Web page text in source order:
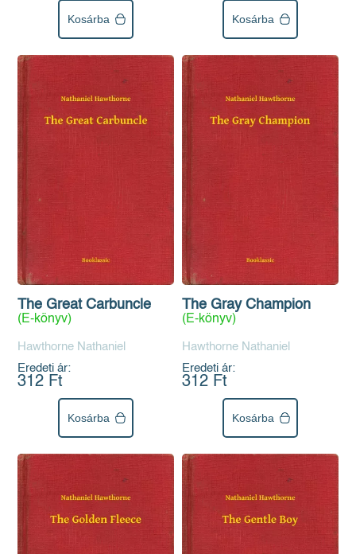
Kosárba Kosárba
The Great Carbuncle
(E-könyv)
Hawthorne Nathaniel
Eredeti ár:
312 Ft
Kosárba
The Gray Champion
(E-könyv)
Hawthorne Nathaniel
Eredeti ár:
312 Ft
Kosárba